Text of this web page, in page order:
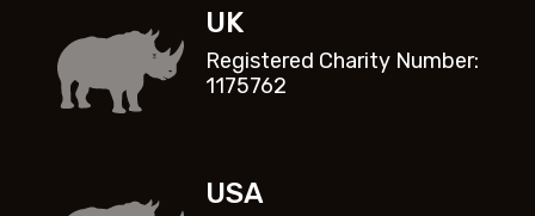
UK
Registered Charity Number:
1175762
USA